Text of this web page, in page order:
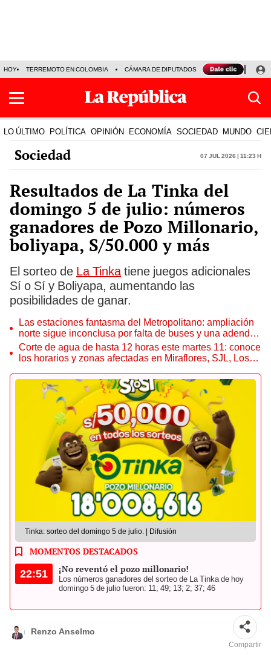
HOY TERREMOTO EN COLOMBIA CÁMARA DE DIPUTADOS PRECIO DEL
LO ÚLTIMO POLÍTICA OPINIÓN ECONOMÍA SOCIEDAD MUNDO
Sociedad 07 Jul 2026 | 11:23 h
Resultados de La Tinka del
domingo 5 de julio: números
ganadores de Pozo Millonario,
boliyapa, S/50.000 y más
El sorteo de La Tinkatiene juegos adicionales
Sí o Sí y Boliyapa, aumentando las
posibilidades de ganar.
Las estaciones fantasma del Metropolitano: ampliación
norte sigue inconclusa por falta de buses y una adenda
estancada
Corte de agua de hasta 12 horas este martes 11: conoce
los horarios y zonas afectadas en Miraflores, SJL, Los
Tinka: sorteo del domingo 5 de julio. | Difusión
MOMENTOS DESTACADOS
22:51 ¡No reventó el pozo millonario!
Los números ganadores del sorteo de La Tinka de hoy
domingo 5 de julio fueron: 11; 49; 13; 2; 37; 46
Renzo Anselmo
Compartir